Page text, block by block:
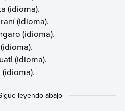
(idioma).
(idioma).
(idioma).
(idioma).